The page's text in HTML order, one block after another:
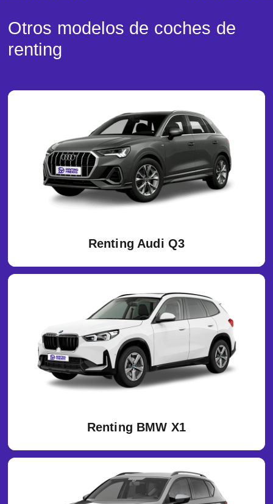
Otros modelos de coches de
renting
Renting Audi Q3
Renting BMW X1